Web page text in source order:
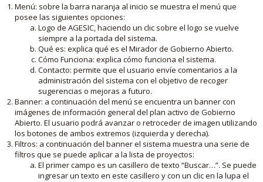
Menú: sobre la barra naranja al inicio se muestra el menú que
posee las siguientes opciones:
Logo de AGESIC, haciendo un clic sobre el logo se vuelve
siempre a la portada del sistema.
Qué es: explica qué es el Mirador de Gobierno Abierto.
Cómo Funciona: explica cómo funciona el sistema.
Contacto: permite que el usuario envíe comentarios a la
administración del sistema con el objetivo de recoger
sugerencias o mejoras a futuro.
Banner: a continuación del menú se encuentra un banner con
imágenes de información general del plan activo de Gobierno
Abierto. El usuario podrá avanzar o retroceder de imagen utilizando
los botones de ambos extremos (izquierda y derecha).
Filtros: a continuación del banner el sistema muestra una serie de
filtros que se puede aplicar a la lista de proyectos:
El primer campo es un casillero de texto “Buscar…”. Se puede
ingresar un texto en este casillero y con un clic en la lupa el